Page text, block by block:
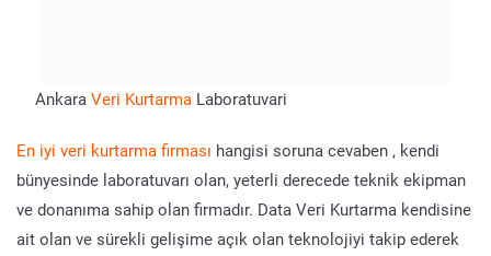
Ankara Veri Kurtarma Laboratuvari
En iyi veri kurtarma firması hangisi soruna cevaben , kendi
bünyesinde laboratuvarı olan, yeterli derecede teknik ekipman
ve donanıma sahip olan firmadır. Data Veri Kurtarma kendisine
ait olan ve sürekli gelişime açık olan teknolojiyi takip ederek